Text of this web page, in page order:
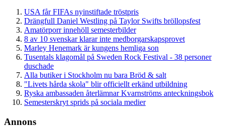
USA får FIFAs nyinstiftade tröstpris
Drängfull Daniel Westling på Taylor Swifts bröllopsfest
Amatörporr innehöll semesterbilder
8 av 10 svenskar klarar inte medborgarskapsprovet
Marley Henemark är kungens hemliga son
Tusentals klagomål på Sweden Rock Festival - 38 personer
duschade
Alla butiker i Stockholm nu bara Bröd & salt
"Livets hårda skola" blir officiellt erkänd utbildning
Ryska ambassaden återlämnar Kvarnströms anteckningsbok
Semesterskryt sprids på sociala medier
Annons